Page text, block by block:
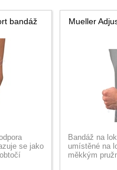
bandáž
se jako
Mueller
Bandáž na
umístěné na
měkkým